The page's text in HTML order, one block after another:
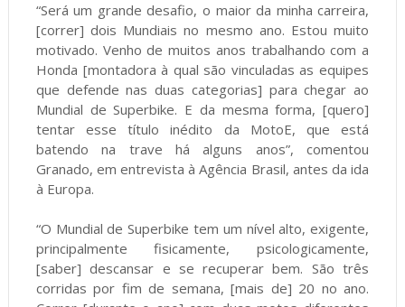
“Será um grande desafio, o maior da minha carreira,
[correr] dois Mundiais no mesmo ano. Estou muito
motivado. Venho de muitos anos trabalhando com a
Honda [montadora à qual são vinculadas as equipes
que defende nas duas categorias] para chegar ao
Mundial de Superbike. E da mesma forma, [quero]
tentar esse título inédito da MotoE, que está
batendo na trave há alguns anos”, comentou
Granado, em entrevista à Agência Brasil, antes da ida
à Europa.
“O Mundial de Superbike tem um nível alto, exigente,
principalmente fisicamente, psicologicamente,
[saber] descansar e se recuperar bem. São três
corridas por fim de semana, [mais de] 20 no ano.